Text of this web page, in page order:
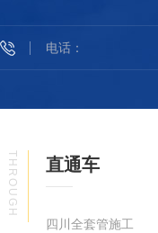
THROUGH 直通车
四川全套管施工